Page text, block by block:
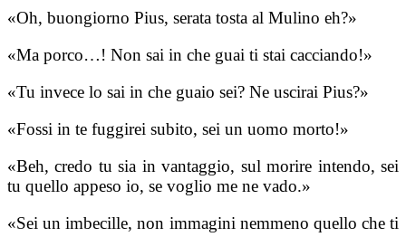
«Oh, buongiorno Pius, serata tosta al Mulino eh?»
«Ma porco…! Non sai in che guai ti stai cacciando!»
«Tu invece lo sai in che guaio sei? Ne uscirai Pius?»
«Fossi in te fuggirei subito, sei un uomo morto!»
«Beh, credo tu sia in vantaggio, sul morire intendo, sei
tu quello appeso io, se voglio me ne vado.»
«Sei un imbecille, non immagini nemmeno quello che ti